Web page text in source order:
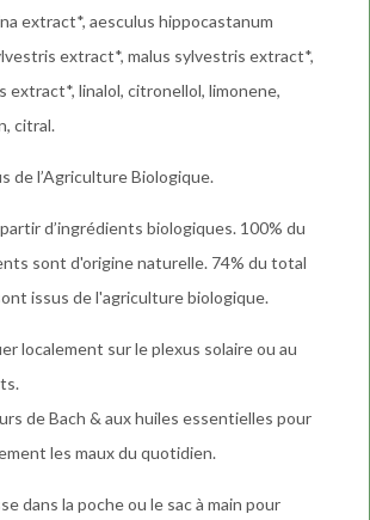
extract*, aesculus hippocastanum
extract*, malus sylvestris extract*,
extract*, linalol, citronellol, limonene,
citral.
de l’Agriculture Biologique.
d’ingrédients biologiques. 100% du
sont d'origine naturelle. 74% du total
issus de l'agriculture biologique.
localement sur le plexus solaire ou au
de Bach & aux huiles essentielles pour
les maux du quotidien.
dans la poche ou le sac à main pour